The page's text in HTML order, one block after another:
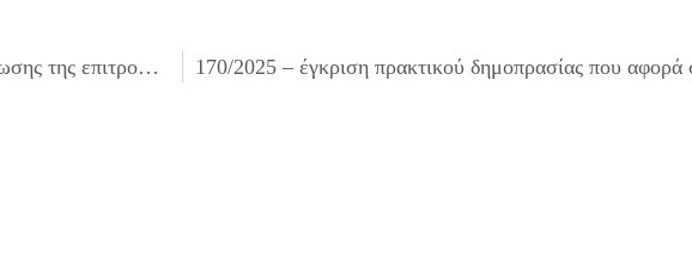
167/2025 – έγκριση πρακτικού δικαιολογητικών κατακύρωσης της επιτροπής διενέργειας ανοικτού ηλεκτρονικού διαγωνισμού κάτω των ορίων για την «Προμήθεια πλαστικών σάκων διαφόρων τύπων».